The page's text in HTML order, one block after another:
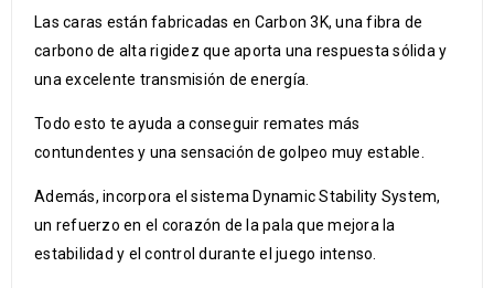
Las caras están fabricadas en Carbon 3K, una fibra de
carbono de alta rigidez que aporta una respuesta sólida y
una excelente transmisión de energía.
Todo esto te ayuda a conseguir remates más
contundentes y una sensación de golpeo muy estable.
Además, incorpora el sistema Dynamic Stability System,
un refuerzo en el corazón de la pala que mejora la
estabilidad y el control durante el juego intenso.